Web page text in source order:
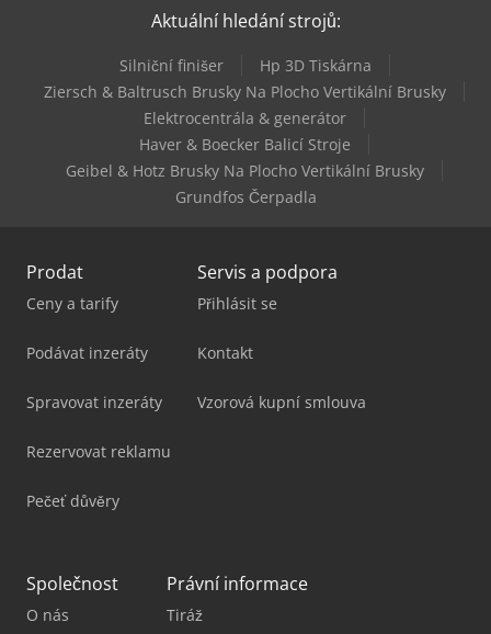
Kapema Bm 25
Panhans 334/20
Panhans 680/200
Aktuální hledání strojů:
Silniční finišer
Hp 3D Tiskárna
Ziersch & Baltrusch Brusky Na Plocho Vertikální Brusky
Elektrocentrála & generátor
Haver & Boecker Balicí Stroje
Geibel & Hotz Brusky Na Plocho Vertikální Brusky
Grundfos Čerpadla
Prodat
Ceny a tarify
Podávat inzeráty
Spravovat inzeráty
Rezervovat reklamu
Pečeť důvěry
Servis a podpora
Přihlásit se
Kontakt
Vzorová kupní smlouva
Společnost
O nás
Právní informace
Tiráž